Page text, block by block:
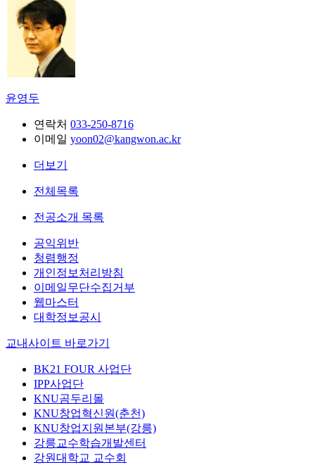
윤영두
연락처 033-250-8716
이메일 yoon02@kangwon.ac.kr
더보기
전체목록
전공소개 목록
공익위반
청렴행정
개인정보처리방침
이메일무단수집거부
웹마스터
대학정보공시
교내사이트 바로가기
BK21 FOUR 사업단
IPP사업단
KNU곰두리몰
KNU창업혁신원(춘천)
KNU창업지원본부(강릉)
강릉교수학습개발센터
강원대학교 교수회